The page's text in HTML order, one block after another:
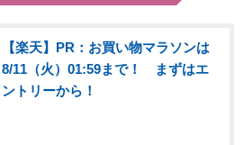
【楽天】PR：お買い物マラソンは
8/11（火）01:59まで！ まずはエ
ントリーから！